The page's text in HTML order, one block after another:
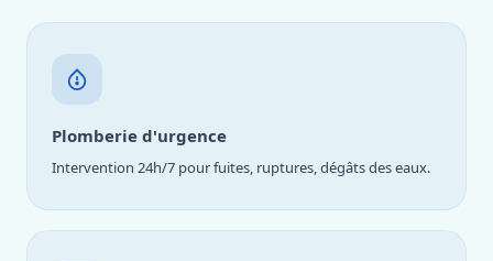
Plomberie d'urgence
Intervention 24h/7 pour fuites, ruptures, dégâts des eaux.